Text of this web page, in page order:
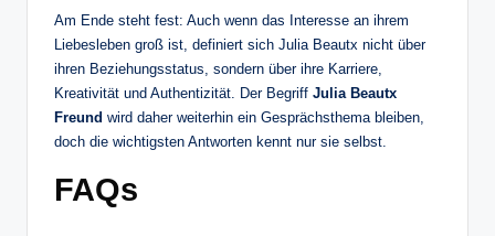
Am Ende steht fest: Auch wenn das Interesse an ihrem
Liebesleben groß ist, definiert sich Julia Beautx nicht über
ihren Beziehungsstatus, sondern über ihre Karriere,
Kreativität und Authentizität. Der Begriff Julia Beautx
Freund wird daher weiterhin ein Gesprächsthema bleiben,
doch die wichtigsten Antworten kennt nur sie selbst.
FAQs